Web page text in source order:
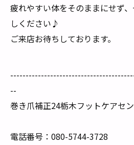
疲れやすい体をそのままにせず
しください♪
ご来店お待ちしております。
--
巻き爪補正24栃木フットケアセ
電話番号：080-5744-3728